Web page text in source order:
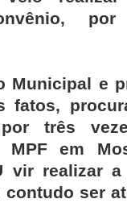
Municipal e
fatos,
três
MPF em
vir realizar
ser